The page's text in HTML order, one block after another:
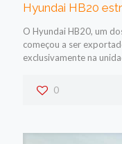
Hyundai HB20
O Hyundai HB20, um
começou a ser
exclusivamente na
0